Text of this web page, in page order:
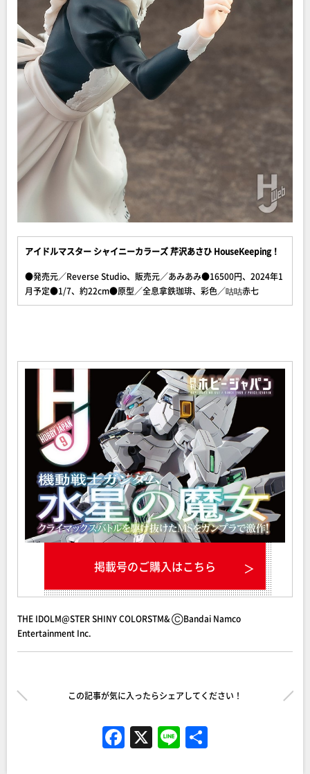
アイドルマスター シャイニーカラーズ 芹沢あさひ HouseKeeping！
●発売元／Reverse Studio、販売元／あみあみ●16500円、2024年1
月予定●1/7、約22cm●原型／全息拿鉄珈琲、彩色／咕咕赤七
掲載号のご購入はこちら
THE IDOLM@STER SHINY COLORSTM& ⒸBandai Namco
Entertainment Inc.
この記事が気に入ったらシェアしてください！
F
a
X Li
n